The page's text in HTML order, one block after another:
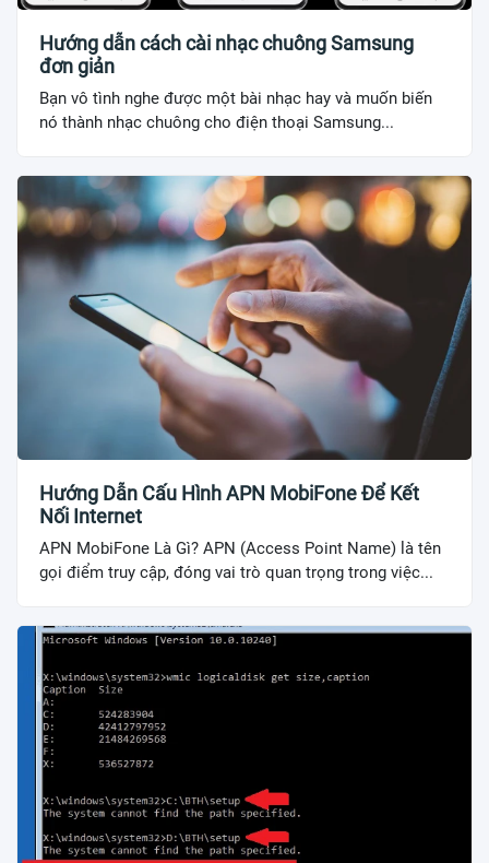
Hướng dẫn cách cài nhạc chuông Samsung
đơn giản
Bạn vô tình nghe được một bài nhạc hay và muốn biến
nó thành nhạc chuông cho điện thoại Samsung...
Hướng Dẫn Cấu Hình APN MobiFone Để Kết
Nối Internet
APN MobiFone Là Gì? APN (Access Point Name) là tên
gọi điểm truy cập, đóng vai trò quan trọng trong việc...